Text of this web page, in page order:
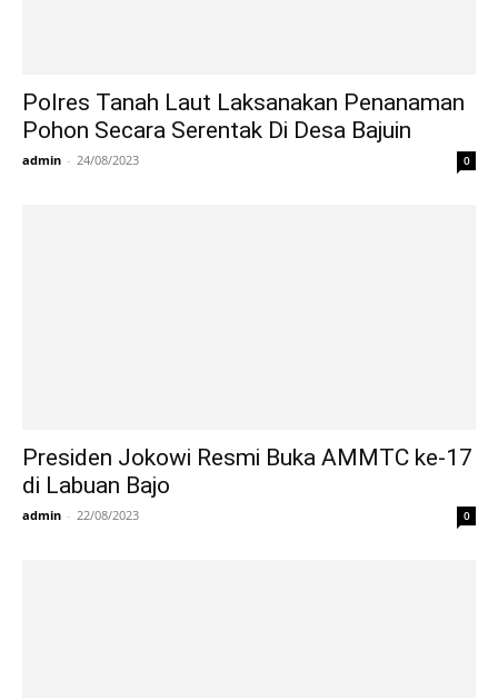
Polres Tanah Laut Laksanakan Penanaman
Pohon Secara Serentak Di Desa Bajuin
admin - 24/08/2023 0
Presiden Jokowi Resmi Buka AMMTC ke-17
di Labuan Bajo
admin - 22/08/2023 0